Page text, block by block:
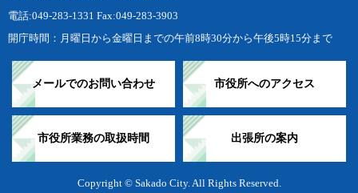
電話:049-283-1331 Fax:049-283-3903
開庁時間：月曜日から金曜日までの午前8時30分から午後5時15分まで
メールでのお問い合わせ 市役所へのアクセス
市役所業務の取扱時間 出張所の案内
Copyright © Sakado City. All Rights Reserved.